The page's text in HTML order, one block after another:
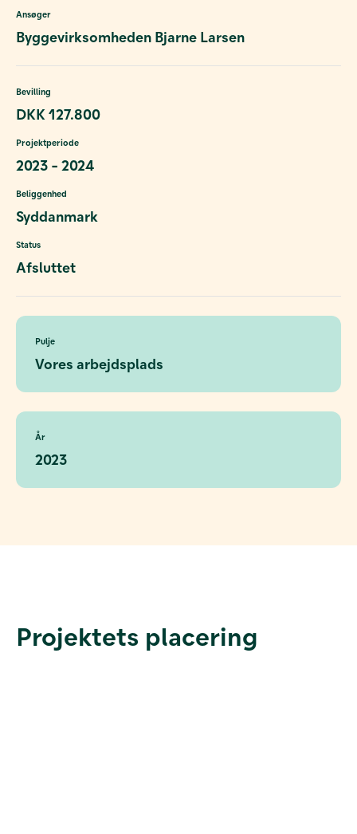
Ansøger
Byggevirksomheden Bjarne Larsen
Bevilling
DKK 127.800
Projektperiode
2023 - 2024
Beliggenhed
Syddanmark
Status
Afsluttet
Pulje
Vores arbejdsplads
År
2023
Projektets placering